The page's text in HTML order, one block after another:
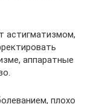
астигматизмом,
аппаратные
плохо